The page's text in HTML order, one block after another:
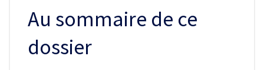
Au sommaire de ce
dossier